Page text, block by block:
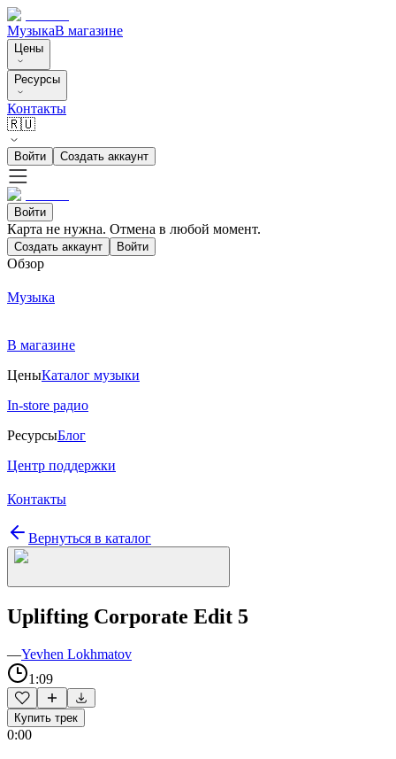
МузыкаВ магазине
Цены
Ресурсы
Контакты
🇷🇺
Войти Создать аккаунт
Войти
Карта не нужна. Отмена в любой момент.
Создать аккаунт Войти
Обзор
Музыка
В магазине
ЦеныКаталог музыки
In-store радио
РесурсыБлог
Центр поддержки
Контакты
Вернуться в каталог
Uplifting Corporate Edit 5
—Yevhen Lokhmatov
1:09
Купить трек
0:00